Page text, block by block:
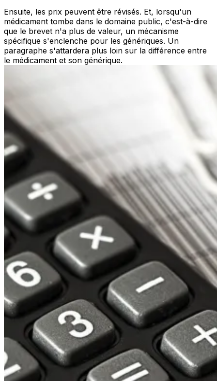
Ensuite, les prix peuvent être révisés. Et, lorsqu'un
médicament tombe dans le domaine public, c'est-à-dire
que le brevet n'a plus de valeur, un mécanisme
spécifique s'enclenche pour les génériques. Un
paragraphe s'attardera plus loin sur la différence entre
le médicament et son générique.